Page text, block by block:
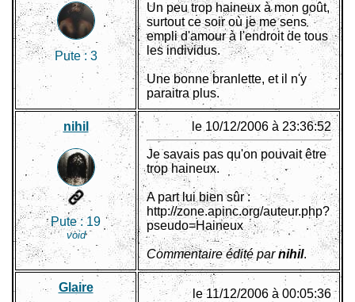
Pute :3
Un peu trop haineux à mon goût,
surtout ce soir où je me sens
empli d'amour à l'endroit de tous
les individus.
Une bonne branlette, et il n'y
paraitra plus.
nihil
Pute :19
void
le 10/12/2006 à 23:36:52
Je savais pas qu'on pouvait être
trop haineux.
A part lui bien sûr :
http://zone.apinc.org/auteur.php?
pseudo=Haineux
Commentaire édité parnihil.
Glaire le 11/12/2006 à 00:05:36